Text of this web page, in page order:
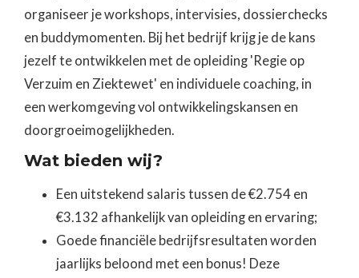
organiseer je workshops, intervisies, dossierchecks
en buddymomenten. Bij het bedrijf krijg je de kans
jezelf te ontwikkelen met de opleiding 'Regie op
Verzuim en Ziektewet' en individuele coaching, in
een werkomgeving vol ontwikkelingskansen en
doorgroeimogelijkheden.
Wat bieden wij?
Een uitstekend salaris tussen de €2.754 en
€3.132 afhankelijk van opleiding en ervaring;
Goede financiële bedrijfsresultaten worden
jaarlijks beloond met een bonus! Deze